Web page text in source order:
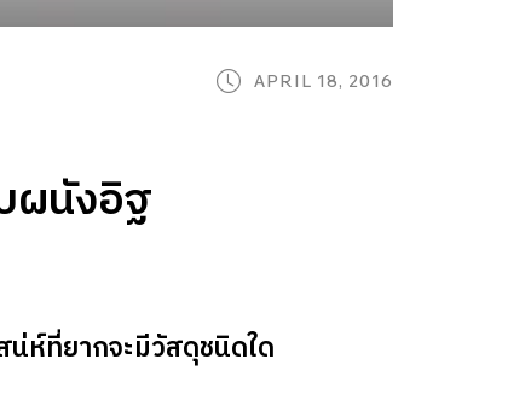
APRIL 18, 2016
ผนังอิฐ
ห์ที่ยากจะมีวัสดุชนิดใด